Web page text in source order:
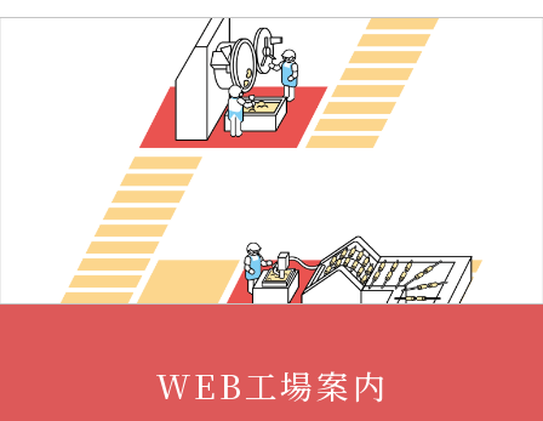
WEB工場案内